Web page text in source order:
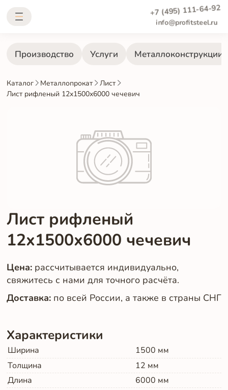
+7 (495) 111-64-92
info@profitsteel.ru
Производство Услуги Металлоконструкции
Каталог Металлопрокат
Лист
Лист рифленый 12х1500х6000 чечевич
Лист рифленый
12х1500х6000 чечевич
Цена: рассчитывается индивидуально,
свяжитесь с нами для точного расчёта.
Доставка: по всей России, а также в страны СНГ
Характеристики
Ширина 1500 мм
Толщина
12 мм
Длина
6000 мм